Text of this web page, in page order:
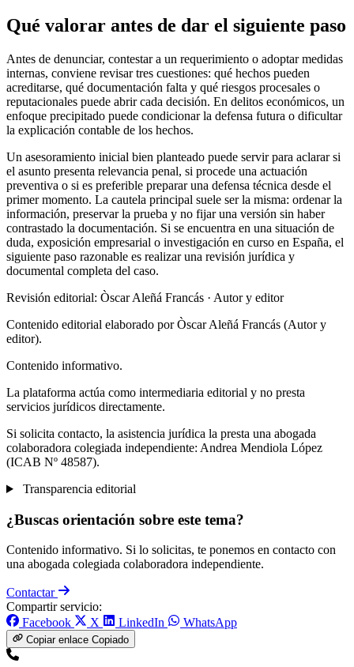
Qué valorar antes de dar el siguiente paso
Antes de denunciar, contestar a un requerimiento o adoptar medidas
internas, conviene revisar tres cuestiones: qué hechos pueden
acreditarse, qué documentación falta y qué riesgos procesales o
reputacionales puede abrir cada decisión. En delitos económicos, un
enfoque precipitado puede condicionar la defensa futura o dificultar
la explicación contable de los hechos.
Un asesoramiento inicial bien planteado puede servir para aclarar si
el asunto presenta relevancia penal, si procede una actuación
preventiva o si es preferible preparar una defensa técnica desde el
primer momento. La cautela principal suele ser la misma: ordenar la
información, preservar la prueba y no fijar una versión sin haber
contrastado la documentación. Si se encuentra en una situación de
duda, exposición empresarial o investigación en curso en España, el
siguiente paso razonable es realizar una revisión jurídica y
documental completa del caso.
Revisión editorial: Òscar Aleñá Francás · Autor y editor
Contenido editorial elaborado por Òscar Aleñá Francás (Autor y
editor).
Contenido informativo.
La plataforma actúa como intermediaria editorial y no presta
servicios jurídicos directamente.
Si solicita contacto, la asistencia jurídica la presta una abogada
colaboradora colegiada independiente: Andrea Mendiola López
(ICAB Nº 48587).
Transparencia editorial
¿Buscas orientación sobre este tema?
Contenido informativo. Si lo solicitas, te ponemos en contacto con
una abogada colegiada colaboradora independiente.
Contactar
Compartir servicio:
Facebook
X LinkedIn WhatsApp
Copiar enlace Copiado